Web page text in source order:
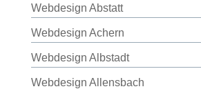
Webdesign Abstatt
Webdesign Achern
Webdesign Albstadt
Webdesign Allensbach